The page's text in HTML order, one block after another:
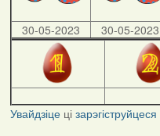
30-05-2023 30-05-2023
Увайдзіцеці зарэгіструйцеся